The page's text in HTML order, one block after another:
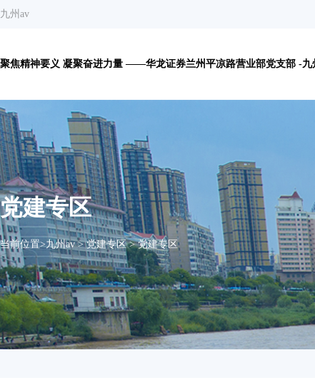
九州av
聚焦精神要义 凝聚奋进力量 ——华龙证券兰州平凉路营业部党支部 -九
党建专区
当前位置>九州av>党建专区>党建专区